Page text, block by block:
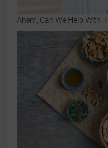
Ahem, Can We Help With